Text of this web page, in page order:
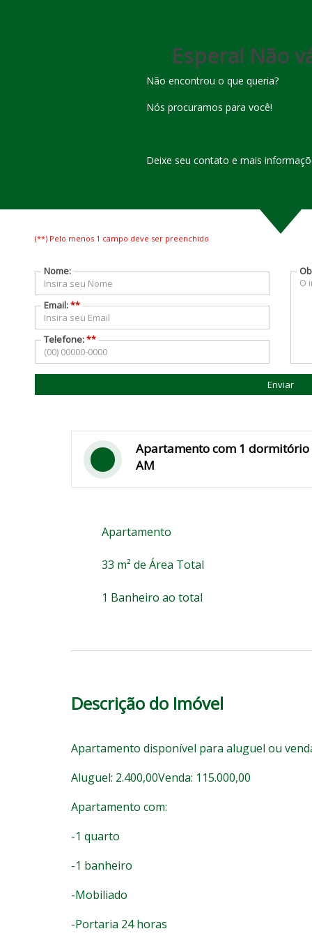
6 Fotos Mapa
ADM PROCASA EMP IMOB LTDA >Aluguel
Código do Imóvel AP3271
Centro, Manaus - AM
Apartamento com 1 dormitório
AM
Apartamento
33 m² de Área Total
1 Banheiro ao total
Descrição do Imóvel
Apartamento disponível para aluguel ou
Aluguel: 2.400,00Venda: 115.000,00
Apartamento com:
-1 quarto
-1 banheiro
-Mobiliado
-Portaria 24 horas
Espera! Não
Não encontrou o que queria?
Nós procuramos para você!
Deixe seu contato e mais
(**) Pelo menos 1 campo deve ser preenchido
Nome:
Email:**
Telefone:**
Enviar